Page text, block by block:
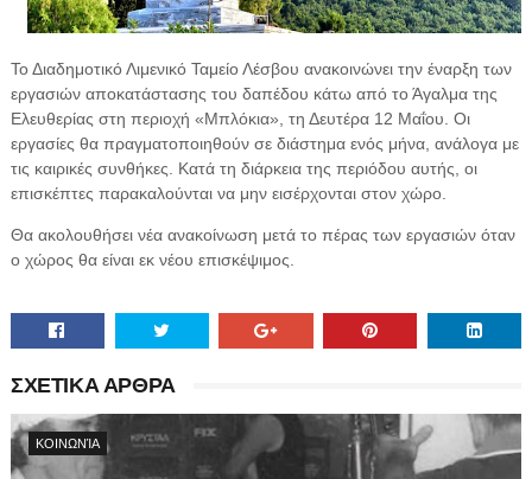
Το Διαδημοτικό Λιμενικό Ταμείο Λέσβου ανακοινώνει την έναρξη των
εργασιών αποκατάστασης του δαπέδου κάτω από το Άγαλμα της
Ελευθερίας στη περιοχή «Μπλόκια», τη Δευτέρα 12 Μαΐου. Οι
εργασίες θα πραγματοποιηθούν σε διάστημα ενός μήνα, ανάλογα με
τις καιρικές συνθήκες. Κατά τη διάρκεια της περιόδου αυτής, οι
επισκέπτες παρακαλούνται να μην εισέρχονται στον χώρο.
Θα ακολουθήσει νέα ανακοίνωση μετά το πέρας των εργασιών όταν
ο χώρος θα είναι εκ νέου επισκέψιμος.
ΣΧΕΤΙΚΑ ΑΡΘΡΑ
ΚΟΙΝΩΝΊΑ